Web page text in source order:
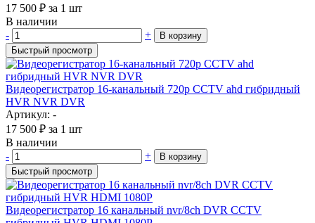
17 500 ₽ за 1 шт
В наличии
-
+
В корзину
Быстрый просмотр
Видеорегистратор 16-канальный 720p CCTV ahd гибридный
HVR NVR DVR
Артикул: -
17 500 ₽ за 1 шт
В наличии
-
+
В корзину
Быстрый просмотр
Видеорегистратор 16 канальный nvr/8ch DVR CCTV